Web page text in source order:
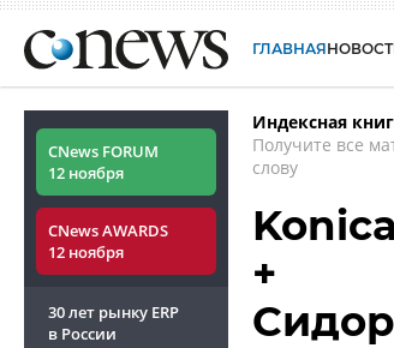
ГЛАВНАЯ
CNews FORUM
12 ноября
CNews AWARDS
12 ноября
30 лет рынку ERP
в России
Индексная
Получите все
слову
+